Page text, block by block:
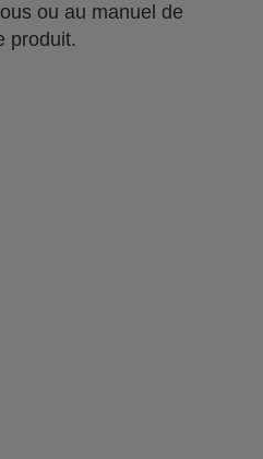
ou au manuel de
produit.